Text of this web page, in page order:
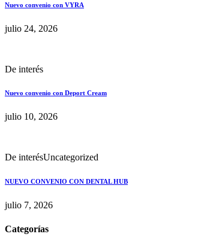
Nuevo convenio con VYRA
julio 24, 2026
De interés
Nuevo convenio con Deport Cream
julio 10, 2026
De interésUncategorized
NUEVO CONVENIO CON DENTAL HUB
julio 7, 2026
Categorías